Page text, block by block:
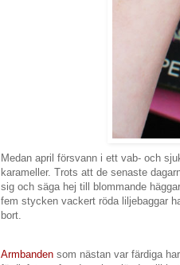
Medan april försvann i ett vab- och
karameller. Trots att de senaste
sig och säga hej till blommande
fem stycken vackert röda liljebaggar
bort.
Armbanden som nästan var färdiga